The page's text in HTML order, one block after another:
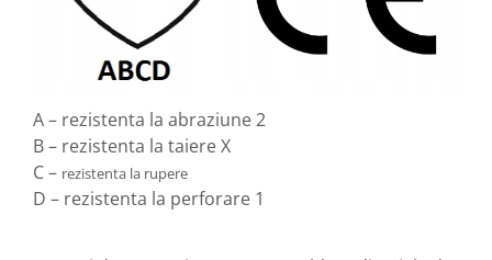
A – rezistenta la abraziune 2
B – rezistenta la taiere X
C – rezistenta la rupere
D – rezistenta la perforare 1